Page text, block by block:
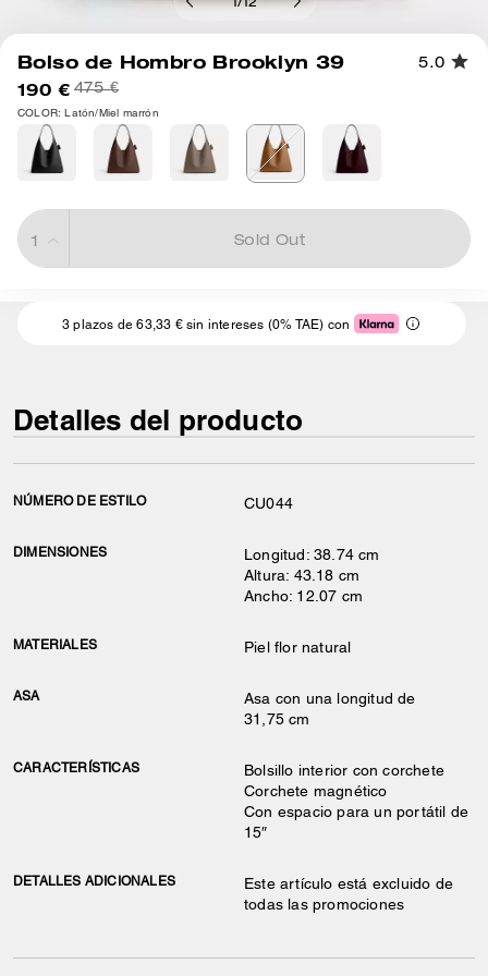
1/12
Bolso de Hombro Brooklyn 39 5.0
190 € 475 €
COLOR: Latón/Miel marrón
Sold Out
3 plazos de 63,33 € sin intereses (0% TAE) con
Detalles del producto
NÚMERO DE ESTILO CU044
DIMENSIONES
Longitud: 38.74 cm
Altura: 43.18 cm
Ancho: 12.07 cm
MATERIALES Piel flor natural
ASA
Asa con una longitud de
31,75 cm
CARACTERÍSTICAS
Bolsillo interior con corchete
Corchete magnético
Con espacio para un portátil de
15″
DETALLES ADICIONALES
Este artículo está excluido de
todas las promociones